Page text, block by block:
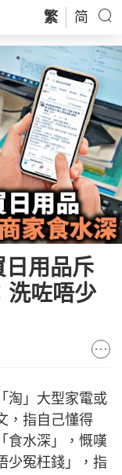
繁 简
用品斥
洗咗唔少
淘」大型家電或
，指自己懂得
食水深」，慨嘆
少冤枉錢」，指